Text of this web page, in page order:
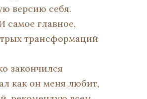
версию себя.
самое главное,
трансформаций
закончился
как он меня любит,